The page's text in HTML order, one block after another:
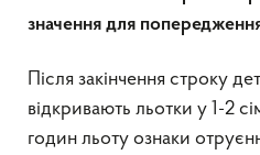
значення для
Після закінчення строку
відкривають льотки у 1-2
годин льоту ознаки